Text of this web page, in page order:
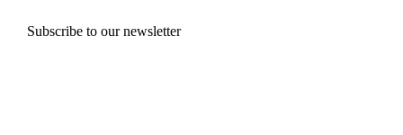
Subscribe to our newsletter